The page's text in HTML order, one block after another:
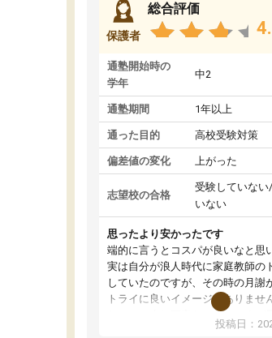
保護者
総合評価
通塾開始時の
学年
中2
通塾期間 1年以上
通った目的 高校受験対策
偏差値の変化 上がった
志望校の合格
受験していない
いない
思ったより安かったです
端的に言うとコスパが良いなと思
実は自分が浪人時代に家庭教師の
していたのですが、その時の月謝
トライに良いイメージがありませ
なので、少し不安だったのですが
ても行きたいと言うので利用し始
投稿日：